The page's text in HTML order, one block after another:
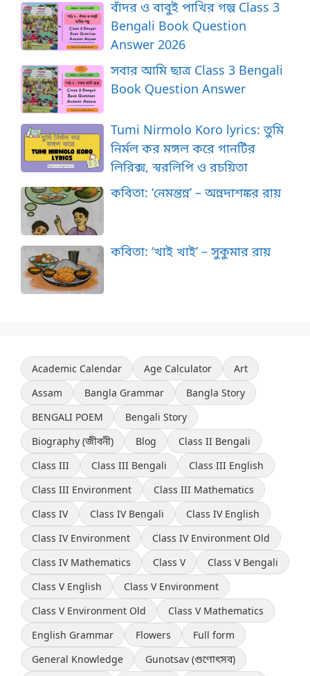
বাঁদর ও বাবুই পাখির গল্প Class 3
Bengali Book Question
Answer 2026
সবার আমি ছাত্র Class 3 Bengali
Book Question Answer
Tumi Nirmolo Koro lyrics: তুমি
নির্মল কর মঙ্গল করে গানটির
লিরিক্স, স্বরলিপি ও রচয়িতা
কবিতা: ‘নেমন্তন্ন’ – অন্নদাশঙ্কর রায়
কবিতা: ‘খাই খাই’ – সুকুমার রায়
Academic Calendar Age Calculator
Art
Assam
Bangla Grammar
Bangla Story
BENGALI POEM
Bengali Story
Biography (জীবনী)
Blog
Class II Bengali
Class III
Class III Bengali
Class III English
Class III Environment
Class III Mathematics
Class IV
Class IV Bengali
Class IV English
Class IV Environment
Class IV Environment Old
Class IV Mathematics
Class V
Class V Bengali
Class V English
Class V Environment
Class V Environment Old
Class V Mathematics
English Grammar
Flowers
Full form
General Knowledge
Gunotsav (গুণোৎসব)